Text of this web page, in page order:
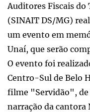
Auditores Fiscais do
(SINAIT DS/MG)
um evento em
Unaí, que serão
O evento foi
Centro-Sul de Belo
filme "Servidão", de
narração da cantora